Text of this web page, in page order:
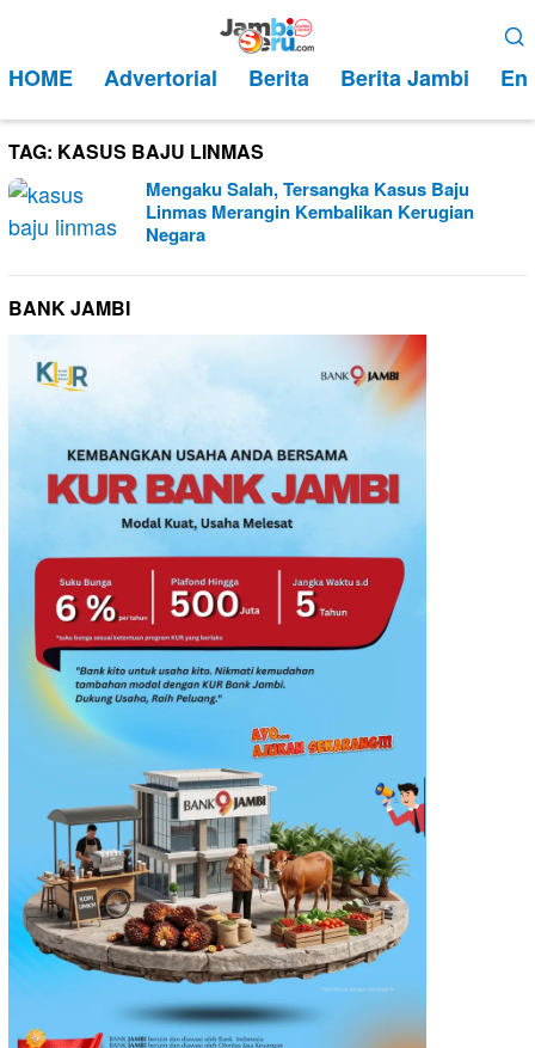
kontenMobile
HOME Advertorial Berita Berita Jambi
TAG: KASUS BAJU LINMAS
Mengaku Salah, Tersangka Kasus Baju
Linmas Merangin Kembalikan Kerugian
Negara
BANK JAMBI